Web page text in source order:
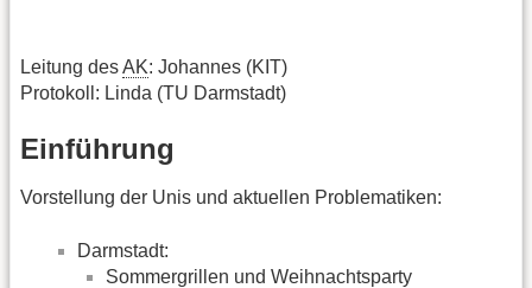
Leitung desAK: Johannes (KIT)
Protokoll: Linda (TU Darmstadt)
Einführung
Vorstellung der Unis und aktuellen Problematiken:
Darmstadt:
Sommergrillen und Weihnachtsparty